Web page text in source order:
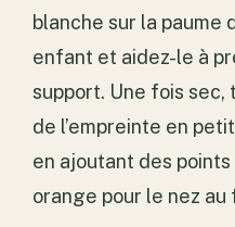
blanche sur la paume
enfant et aidez-le à
support. Une fois
de l’empreinte en
en ajoutant des
orange pour le nez